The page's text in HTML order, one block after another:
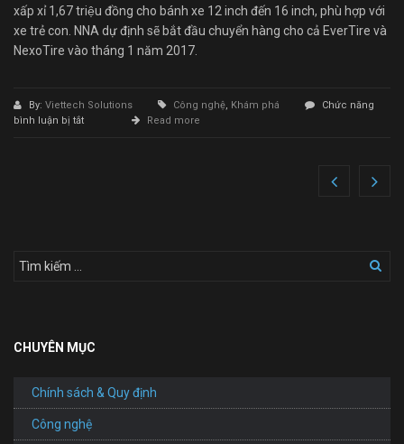
xấp xỉ 1,67 triệu đồng cho bánh xe 12 inch đến 16 inch, phù hợp với
xe trẻ con. NNA dự định sẽ bắt đầu chuyển hàng cho cả EverTire và
NexoTire vào tháng 1 năm 2017.
By: Viettech Solutions Công nghệ, Khám phá
Chức năng
bình luận bị tắtở
sẽ
thét”!
Read more
CHUYÊN MỤC
Chính sách & Quy định
Công nghệ